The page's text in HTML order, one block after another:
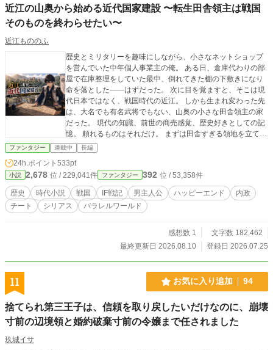
近江の山奥から始める近代国家建設 〜転生田舎領主は戦国
そのものを終わらせたい〜
近江もののふ
歴史とミリタリーを趣味にしながら、小さなネットショップ
を営んでいた中年個人事業主の俺。 ある日、倉庫代わりの部
屋で在庫整理をしていた最中、倒れてきた棚の下敷きになり
命を落とした――はずだった。 次に目を覚ますと、そこは現
代日本ではなく、戦国時代の近江。 しかも生まれ変わった先
は、大名でも有名武将でもない、山奥の小さな田舎領主の家
だった。 現代の知識、前世の商売感覚、歴史好きとしての記
憶。 頼れるものはそれだけ。 まずは田舎すぎる領地を立て直
す。 そこから兵を鍛え、道を造り、物を流し、人を集め、戦
国の仕組みそのものを変えていく。 小さな土豪の家から始ま
る、戦国の常識を覆す領地経営・天下統一物語。
ファンタジー 連載中 長編
24h.ポイント 533pt
小説 2,678 位 / 229,041件 ファンタジー 392 位 / 53,358件
歴史 時代小説 戦国 IF戦記 男主人公 ハッピーエンド
内政
チート
シリアス パラレルワールド
感想数 1
文字数 182,462
最終更新日 2026.08.10
登録日 2026.07.25
11 お気に入り追加 94
捨てられ第三王子は、信頼を取り戻したいだけなのに、崩壊
寸前の辺境領と婚約破棄寸前の令嬢まで任されました
玖城イサ